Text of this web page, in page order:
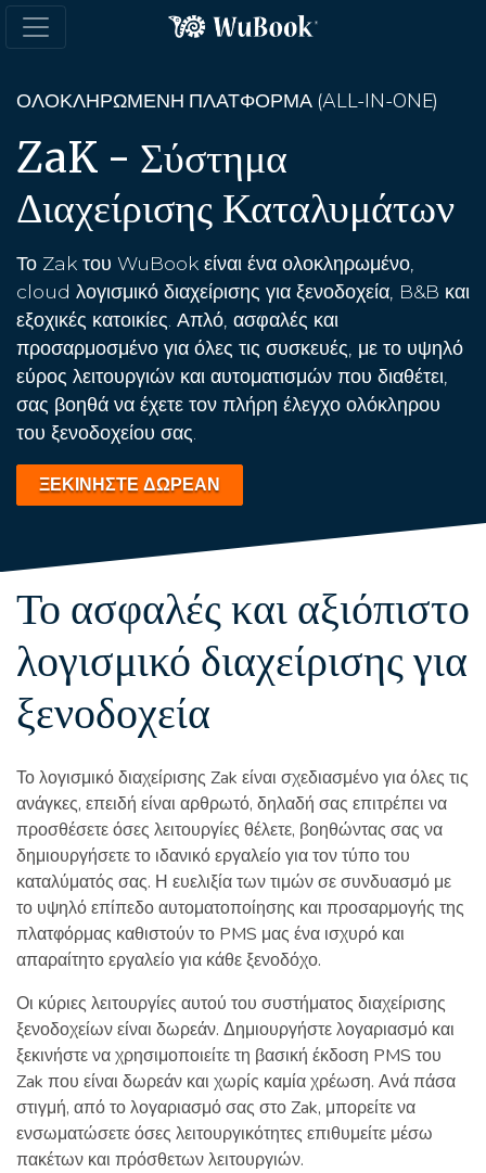
ΟΛΟΚΛΗΡΩΜΈΝΗ ΠΛΑΤΦΌΡΜΑ (ALL-IN-ONE)
ZaK - Σύστημα
Διαχείρισης Καταλυμάτων
Το Zak του WuBook είναι ένα ολοκληρωμένο,
cloud λογισμικό διαχείρισης για ξενοδοχεία, B&B και
εξοχικές κατοικίες. Απλό, ασφαλές και
προσαρμοσμένο για όλες τις συσκευές, με το υψηλό
εύρος λειτουργιών και αυτοματισμών που διαθέτει,
σας βοηθά να έχετε τον πλήρη έλεγχο ολόκληρου
του ξενοδοχείου σας.
ΞΕΚΙΝΗΣΤΕ ΔΩΡΕΑΝ
Το ασφαλές και αξιόπιστο
λογισμικό διαχείρισης για
ξενοδοχεία
Το λογισμικό διαχείρισης Zak είναι σχεδιασμένο για όλες τις
ανάγκες, επειδή είναι αρθρωτό, δηλαδή σας επιτρέπει να
προσθέσετε όσες λειτουργίες θέλετε, βοηθώντας σας να
δημιουργήσετε το ιδανικό εργαλείο για τον τύπο του
καταλύματός σας. Η ευελιξία των τιμών σε συνδυασμό με
το υψηλό επίπεδο αυτοματοποίησης και προσαρμογής της
πλατφόρμας καθιστούν το PMS μας ένα ισχυρό και
απαραίτητο εργαλείο για κάθε ξενοδόχο.
Οι κύριες λειτουργίες αυτού του συστήματος διαχείρισης
ξενοδοχείων είναι δωρεάν. Δημιουργήστε λογαριασμό και
ξεκινήστε να χρησιμοποιείτε τη βασική έκδοση PMS του
Zak που είναι δωρεάν και χωρίς καμία χρέωση. Ανά πάσα
στιγμή, από το λογαριασμό σας στο Zak, μπορείτε να
ενσωματώσετε όσες λειτουργικότητες επιθυμείτε μέσω
πακέτων και πρόσθετων λειτουργιών.